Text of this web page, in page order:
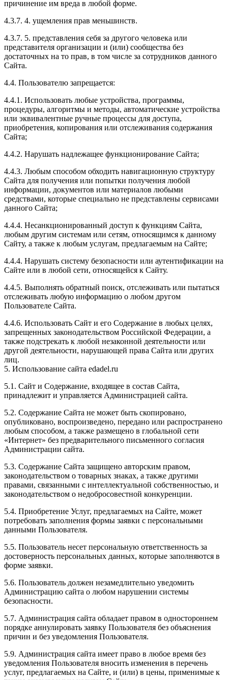
причинение им вреда в любой форме.
4.3.7. 4. ущемления прав меньшинств.
4.3.7. 5. представления себя за другого человека или
представителя организации и (или) сообщества без
достаточных на то прав, в том числе за сотрудников данного
Сайта.
4.4. Пользователю запрещается:
4.4.1. Использовать любые устройства, программы,
процедуры, алгоритмы и методы, автоматические устройства
или эквивалентные ручные процессы для доступа,
приобретения, копирования или отслеживания содержания
Сайта;
4.4.2. Нарушать надлежащее функционирование Сайта;
4.4.3. Любым способом обходить навигационную структуру
Сайта для получения или попытки получения любой
информации, документов или материалов любыми
средствами, которые специально не представлены сервисами
данного Сайта;
4.4.4. Несанкционированный доступ к функциям Сайта,
любым другим системам или сетям, относящимся к данному
Сайту, а также к любым услугам, предлагаемым на Сайте;
4.4.4. Нарушать систему безопасности или аутентификации на
Сайте или в любой сети, относящейся к Сайту.
4.4.5. Выполнять обратный поиск, отслеживать или пытаться
отслеживать любую информацию о любом другом
Пользователе Сайта.
4.4.6. Использовать Сайт и его Содержание в любых целях,
запрещенных законодательством Российской Федерации, а
также подстрекать к любой незаконной деятельности или
другой деятельности, нарушающей права Сайта или других
лиц.
5. Использование сайта edadel.ru
5.1. Сайт и Содержание, входящее в состав Сайта,
принадлежит и управляется Администрацией сайта.
5.2. Содержание Сайта не может быть скопировано,
опубликовано, воспроизведено, передано или распространено
любым способом, а также размещено в глобальной сети
«Интернет» без предварительного письменного согласия
Администрации сайта.
5.3. Содержание Сайта защищено авторским правом,
законодательством о товарных знаках, а также другими
правами, связанными с интеллектуальной собственностью, и
законодательством о недобросовестной конкуренции.
5.4. Приобретение Услуг, предлагаемых на Сайте, может
потребовать заполнения формы заявки с персональными
данными Пользователя.
5.5. Пользователь несет персональную ответственность за
достоверность персональных данных, которые заполняются в
форме заявки.
5.6. Пользователь должен незамедлительно уведомить
Администрацию сайта о любом нарушении системы
безопасности.
5.7. Администрация сайта обладает правом в одностороннем
порядке аннулировать заявку Пользователя без объяснения
причин и без уведомления Пользователя.
5.9. Администрация сайта имеет право в любое время без
уведомления Пользователя вносить изменения в перечень
услуг, предлагаемых на Сайте, и (или) в цены, применимые к